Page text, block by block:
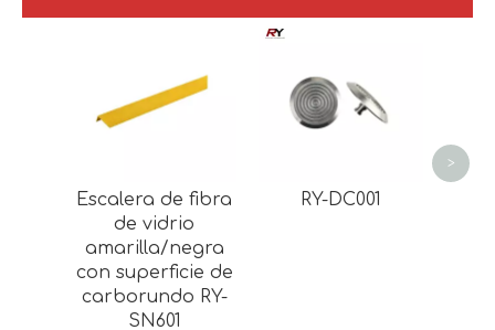
Escalera de fibra
de vidrio
amarilla/negra
con superficie de
carborundo RY-
SN601
RY-DC001
>